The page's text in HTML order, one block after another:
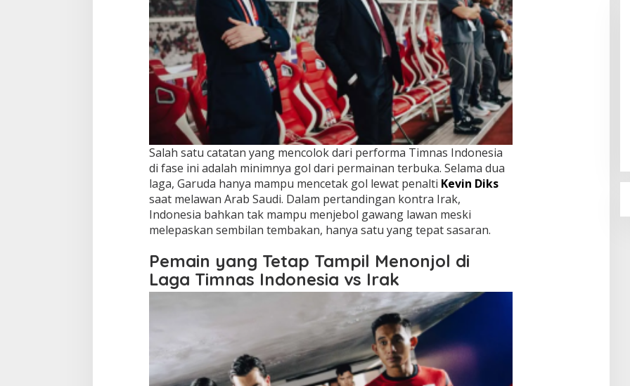
Salah satu catatan yang mencolok dari performa Timnas Indonesia
di fase ini adalah minimnya gol dari permainan terbuka. Selama dua
laga, Garuda hanya mampu mencetak gol lewat penalti Kevin Diks
saat melawan Arab Saudi. Dalam pertandingan kontra Irak,
Indonesia bahkan tak mampu menjebol gawang lawan meski
melepaskan sembilan tembakan, hanya satu yang tepat sasaran.
Pemain yang Tetap Tampil Menonjol di
Laga Timnas Indonesia vs Irak
Sudaryono Resmi Pimpin BGN, Ini
Profil Lengkapnya
Di Berita, Nasional, Politik